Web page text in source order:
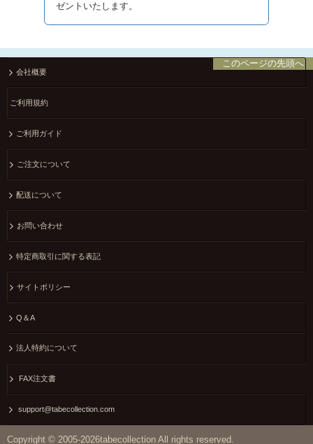
ゼントいたします。
このページの先頭へ
会社概要
ご利用規約
ご利用ガイド
ご注文について
配送について
お問い合わせ
特定商取引に関する表記
サイトポリシー
Q＆A
法人特約について
FAX注文書
support@tabecollection.com
Copyright © 2005-2026tabecollection All rights reserved.